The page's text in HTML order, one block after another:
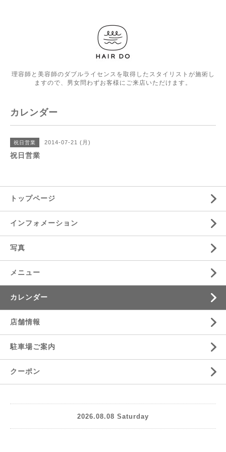
理容師と美容師のダブルライセンスを取得したスタイリストが施術し
ますので、男女問わずお客様にご来店いただけます。
カレンダー
祝日営業 2014-07-21 (月)
祝日営業
トップページ
インフォメーション
写真
メニュー
カレンダー
店舗情報
駐車場ご案内
クーポン
2026.08.08 Saturday